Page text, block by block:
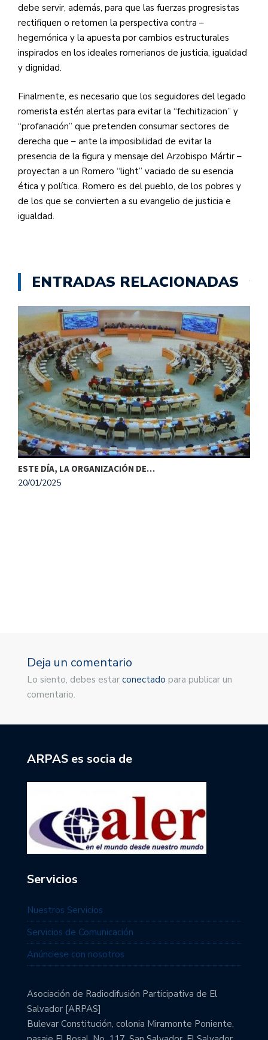
debe servir, además, para que las fuerzas progresistas
rectifiquen o retomen la perspectiva contra –
hegemónica y la apuesta por cambios estructurales
inspirados en los ideales romerianos de justicia, igualdad
y dignidad.
Finalmente, es necesario que los seguidores del legado
romerista estén alertas para evitar la “fechitizacion” y
“profanación” que pretenden consumar sectores de
derecha que – ante la imposibilidad de evitar la
presencia de la figura y mensaje del Arzobispo Mártir –
proyectan a un Romero “light” vaciado de su esencia
ética y política. Romero es del pueblo, de los pobres y
de los que se convierten a su evangelio de justicia e
igualdad.
ENTRADAS RELACIONADAS
ESTE DÍA, LA ORGANIZACIÓN DE…
20/01/2025
Deja un comentario
Lo siento, debes estar conectado para publicar un
comentario.
ARPAS es socia de
Servicios
Nuestros Servicios
Servicios de Comunicación
Anúnciese con nosotros
Asociación de Radiodifusión Participativa de El
Salvador [ARPAS]
Bulevar Constitución, colonia Miramonte Poniente,